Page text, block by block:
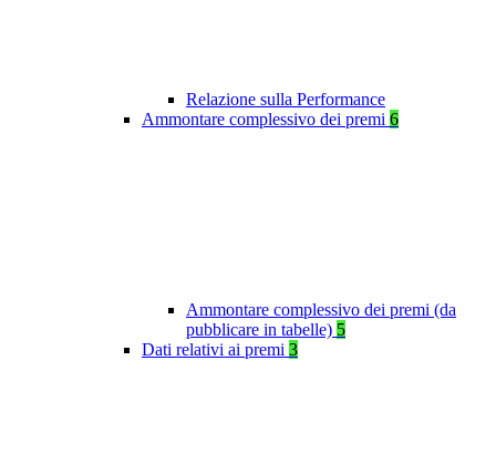
Relazione sulla Performance
Ammontare complessivo dei premi 6
Ammontare complessivo dei premi (da
pubblicare in tabelle) 5
Dati relativi ai premi 3